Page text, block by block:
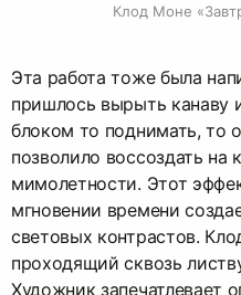
Клод Моне
Эта работа тоже была
пришлось вырыть канаву
блоком то поднимать, то
позволило воссоздать
мимолетности. Этот
мгновении времени
световых контрастов.
проходящий сквозь
Художник запечатлевает